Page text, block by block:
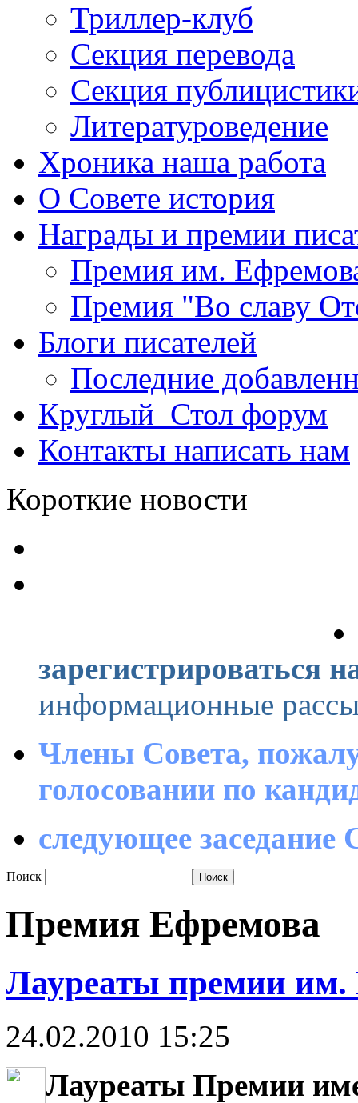
Триллер-клуб
Секция перевода
Секция
Литературоведение
Хроника наша работа
О Совете история
Награды и премии
Премия им.
Премия "Во славу
Блоги писателей
Последние
Круглый_Стол форум
Контакты написать нам
Короткие новости
зарегистрироваться
информационные
Члены Совета,
голосовании по
следующее заседание
Поиск
Премия Ефремова
Лауреаты премии им.
24.02.2010 15:25
Лауреаты Премии